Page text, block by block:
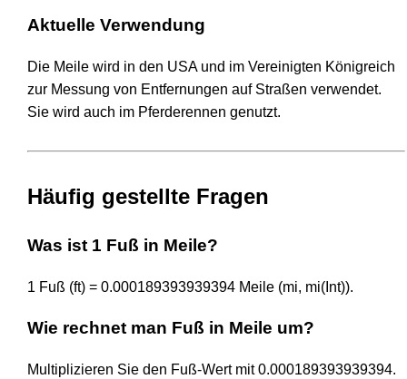
Aktuelle Verwendung
Die Meile wird in den USA und im Vereinigten Königreich
zur Messung von Entfernungen auf Straßen verwendet.
Sie wird auch im Pferderennen genutzt.
Häufig gestellte Fragen
Was ist 1 Fuß in Meile?
1 Fuß (ft) = 0.000189393939394 Meile (mi, mi(Int)).
Wie rechnet man Fuß in Meile um?
Multiplizieren Sie den Fuß-Wert mit 0.000189393939394.